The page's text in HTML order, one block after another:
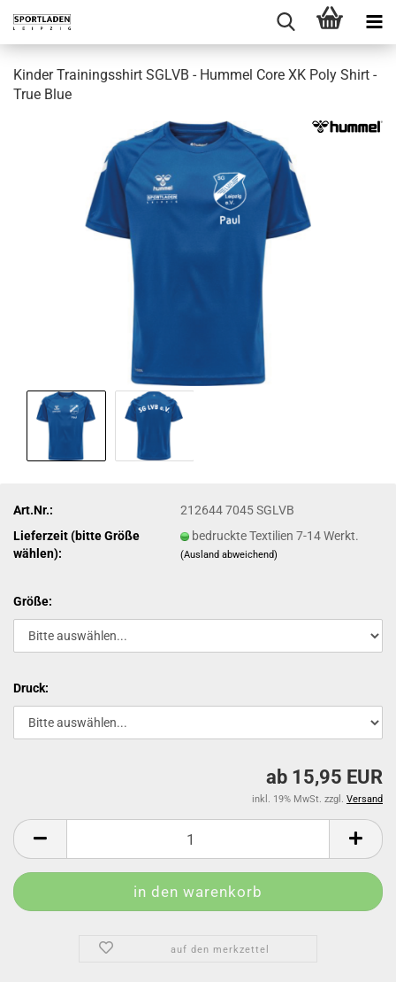
Kinder Trainingsshirt SGLVB - Hummel Core XK Poly Shirt -
True Blue
Art.Nr.:
212644 7045 SGLVB
Lieferzeit (bitte Größe
wählen):
bedruckte Textilien 7-14 Werkt.
(Ausland abweichend)
Größe:
Druck:
ab 15,95 EUR
inkl. 19% MwSt. zzgl. Versand
auf den merkzettel